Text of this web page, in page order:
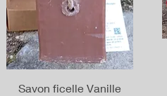
Aperçu rapide
Savon ficelle Vanille